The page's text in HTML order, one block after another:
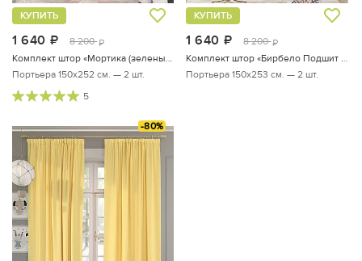
1 640 руб.
8 200 руб.
КУПИТЬ
Портьера 150х252 см. — 2 шт.
5
1 640 руб.
8 200 руб.
КУПИТЬ
Портьера 150х253 см. — 2 шт.
-80%